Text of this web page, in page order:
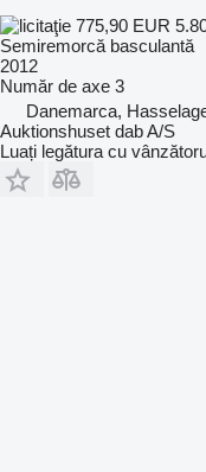
775,90 EUR
Semiremorcă basculantă
2012
Număr de axe 3
Danemarca,
Auktionshuset dab A/S
Luați legătura cu